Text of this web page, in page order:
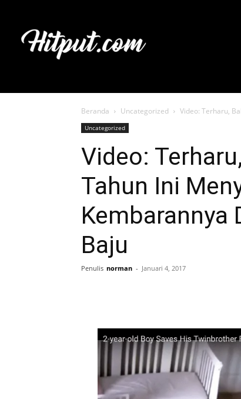
Beranda Uncategorized Video: Terharu,
Uncategorized
Video:
Tahun Ini
Kembarannya
Baju
Penulis norman - Januari 4, 2017